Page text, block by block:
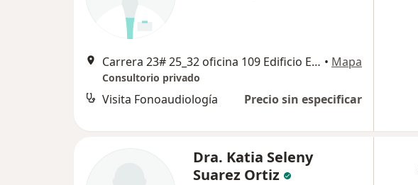
Carrera 23# 25_32 oficina 109 Edificio Esponsion, Manizales • Mapa
Consultorio privado
Visita Fonoaudiología Precio sin especificar
Dra. Katia Seleny
Suarez Ortiz